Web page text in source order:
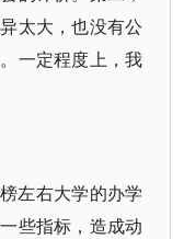
太大，也没有公
一定程度上，我
左右大学的办学
些指标，造成动